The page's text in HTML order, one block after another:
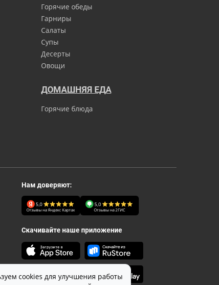
Горячие обеды
Гарниры
Салаты
Супы
Десерты
Овощи
ДОМАШНЯЯ ЕДА
Горячие блюда
Нам доверяют:
5,0
Отзывы на Яндекс Картах
5,0
Отзывы на 2ГИС
Скачивайте наше приложение
cookies для улучшения работы